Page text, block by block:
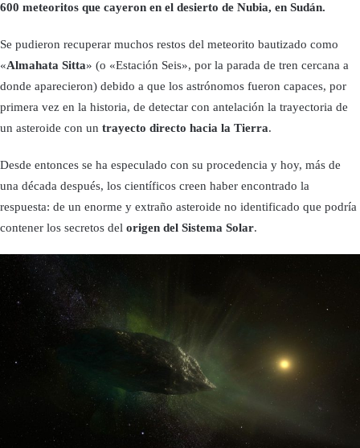
600 meteoritos que cayeron en el desierto de Nubia, en Sudán.
Se pudieron recuperar muchos restos del meteorito bautizado como
«Almahata Sitta» (o «Estación Seis», por la parada de tren cercana a
donde aparecieron) debido a que los astrónomos fueron capaces, por
primera vez en la historia, de detectar con antelación la trayectoria de
un asteroide con un trayecto directo hacia la Tierra.
Desde entonces se ha especulado con su procedencia y hoy, más de
una década después, los científicos creen haber encontrado la
respuesta: de un enorme y extraño asteroide no identificado que podría
contener los secretos del origen del Sistema Solar.